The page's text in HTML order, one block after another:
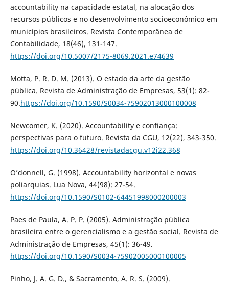
accountability na capacidade estatal, na alocação dos
recursos públicos e no desenvolvimento socioeconômico em
municípios brasileiros. Revista Contemporânea de
Contabilidade, 18(46), 131-147.
https://doi.org/10.5007/2175-8069.2021.e74639
Motta, P. R. D. M. (2013). O estado da arte da gestão
pública. Revista de Administração de Empresas, 53(1): 82-
90.https://doi.org/10.1590/S0034-75902013000100008
Newcomer, K. (2020). Accountability e confiança:
perspectivas para o futuro. Revista da CGU, 12(22), 343-350.
https://doi.org/10.36428/revistadacgu.v12i22.368
O’donnell, G. (1998). Accountability horizontal e novas
poliarquias. Lua Nova, 44(98): 27-54.
https://doi.org/10.1590/S0102-64451998000200003
Paes de Paula, A. P. P. (2005). Administração pública
brasileira entre o gerencialismo e a gestão social. Revista de
Administração de Empresas, 45(1): 36-49.
https://doi.org/10.1590/S0034-75902005000100005
Pinho, J. A. G. D., & Sacramento, A. R. S. (2009).